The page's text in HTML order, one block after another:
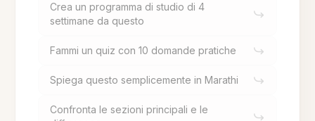
Crea un programma di studio di 4
settimane da questo
Fammi un quiz con 10 domande pratiche
Spiega questo semplicemente in Marathi
Confronta le sezioni principali e le